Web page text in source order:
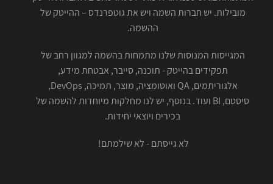
מובילות. יש חברות השמה ויש את גוטפרנדס – ההייטק של
ההשמה.
המגייסות המנוסות שלנו מתמחות בהשמה למגוון רחב של
תפקידים בהייטק - תוכנה, סייבר, אבטחת מידע,
אלגוריתמים, QA ואוטומציה, מוצר, תמיכה, DevOps,
סיסטם, BI ועוד. בנוסף, יש לנו מחלקות מיוחדות להשמה של
בכירים ויוצאי יחידות.
לא גייסתם - לא שילמתם!